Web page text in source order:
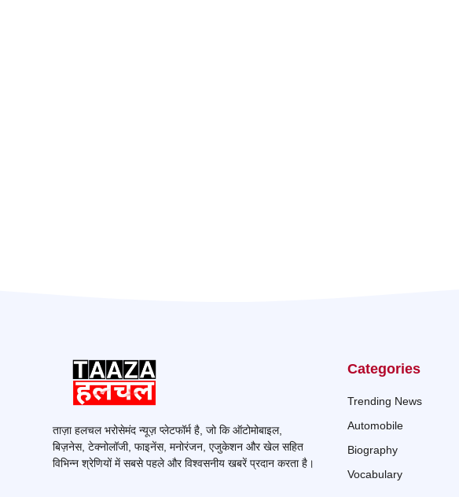
ताज़ा हलचल भरोसेमंद न्यूज़ प्लेटफॉर्म है, जो कि ऑटोमोबाइल,
बिज़नेस, टेक्नोलॉजी, फाइनेंस, मनोरंजन, एजुकेशन और खेल सहित
विभिन्न श्रेणियों में सबसे पहले और विश्वसनीय खबरें प्रदान करता है।
Categories
Trending News
Automobile
Biography
Vocabulary